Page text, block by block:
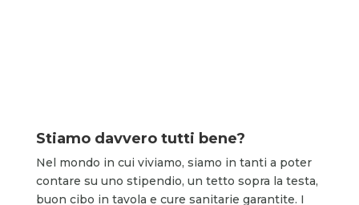
Stiamo davvero tutti bene?
Nel mondo in cui viviamo, siamo in tanti a poter
contare su uno stipendio, un tetto sopra la testa,
buon cibo in tavola e cure sanitarie garantite. I